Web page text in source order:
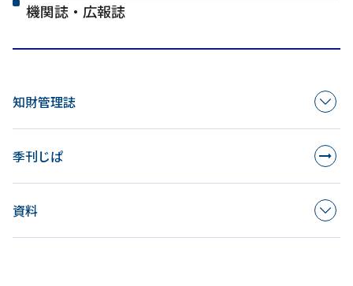
機関誌・広報誌
知財管理誌
季刊じぱ
資料